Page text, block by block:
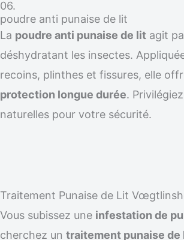
06.
poudre anti punaise de lit
La poudre anti punaise de lit agit
déshydratant les insectes.
recoins, plinthes et fissures, elle
protection longue durée.
naturelles pour votre sécurité.
Traitement Punaise de Lit
Vous subissez une infestation de
cherchez un traitement punaise de